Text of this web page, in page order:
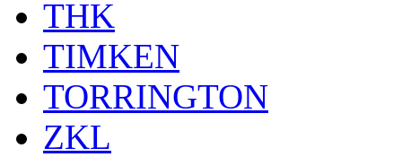
THK
TIMKEN
TORRINGTON
ZKL